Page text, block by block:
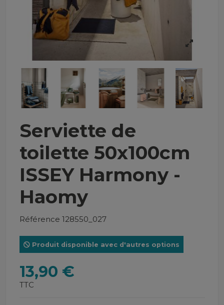
Serviette de
toilette 50x100cm
ISSEY Harmony -
Haomy
Référence 128550_027
Produit disponible avec d'autres options
13,90 €
TTC